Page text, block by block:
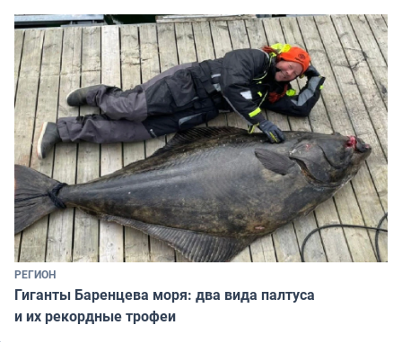
РЕГИОН
Гиганты Баренцева моря: два вида палтуса
и их рекордные трофеи